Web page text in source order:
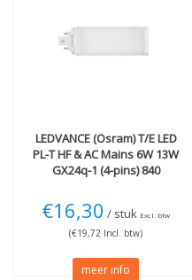
Techniek
LED(3)
LEDVANCE (Osram)T/E LED
PL-T HF & AC Mains 6W 13W
GX24q-1 (4-pins) 840
€16,30 / stuk Excl. btw
(€19,72 Incl. btw)
meer info